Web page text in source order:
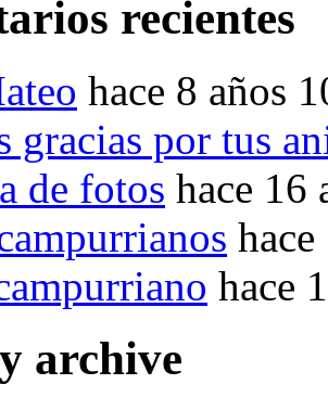
recientes
hace 8 años
gracias por tus
de fotos hace 16
hace
archive